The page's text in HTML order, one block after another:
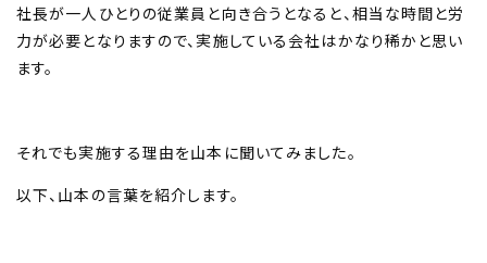
社長が一人ひとりの従業員と向き合うとなると、相当な時間と労
力が必要となりますので、実施している会社はかなり稀かと思い
ます。
それでも実施する理由を山本に聞いてみました。
以下、山本の言葉を紹介します。